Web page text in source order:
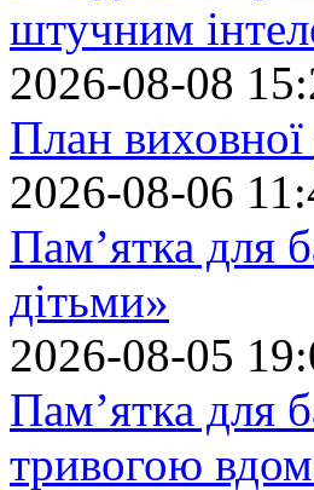
штучним
2026-08-08
План
2026-08-06
Пам’ятка для
дітьми»
2026-08-05
Пам’ятка для
тривогою